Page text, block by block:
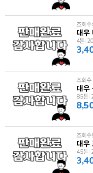
조회수
대우
4톤
조회수
대우
8.5톤
조회수
4.5톤